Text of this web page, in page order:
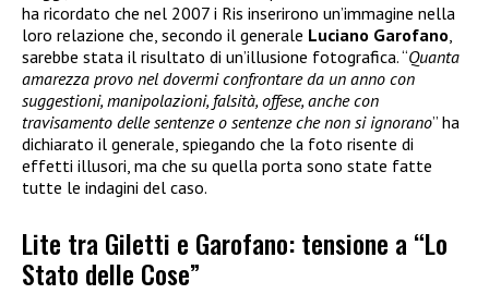
ha ricordato che nel 2007 i Ris inserirono un’immagine nella
loro relazione che, secondo il generale Luciano Garofano,
sarebbe stata il risultato di un’illusione fotografica. “Quanta
amarezza provo nel dovermi confrontare da un anno con
suggestioni, manipolazioni, falsità, offese, anche con
travisamento delle sentenze o sentenze che non si ignorano” ha
dichiarato il generale, spiegando che la foto risente di
effetti illusori, ma che su quella porta sono state fatte
tutte le indagini del caso.
Lite tra Giletti e Garofano: tensione a “Lo
Stato delle Cose”